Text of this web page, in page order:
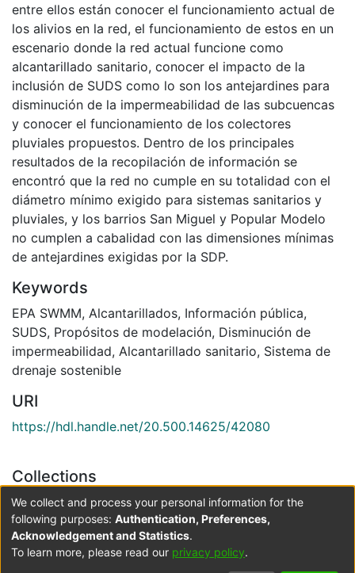
entre ellos están conocer el funcionamiento actual de
los alivios en la red, el funcionamiento de estos en un
escenario donde la red actual funcione como
alcantarillado sanitario, conocer el impacto de la
inclusión de SUDS como lo son los antejardines para
disminución de la impermeabilidad de las subcuencas
y conocer el funcionamiento de los colectores
pluviales propuestos. Dentro de los principales
resultados de la recopilación de información se
encontró que la red no cumple en su totalidad con el
diámetro mínimo exigido para sistemas sanitarios y
pluviales, y los barrios San Miguel y Popular Modelo
no cumplen a cabalidad con las dimensiones mínimas
de antejardines exigidas por la SDP.
Keywords
EPA SWMM, Alcantarillados, Información pública,
SUDS, Propósitos de modelación, Disminución de
impermeabilidad, Alcantarillado sanitario, Sistema de
drenaje sostenible
URI
https://hdl.handle.net/20.500.14625/42080
Collections
Ingeniería Civil
Full item page
We collect and process your personal information for the
following purposes: Authentication, Preferences,
Acknowledgement and Statistics.
To learn more, please read our privacy policy.